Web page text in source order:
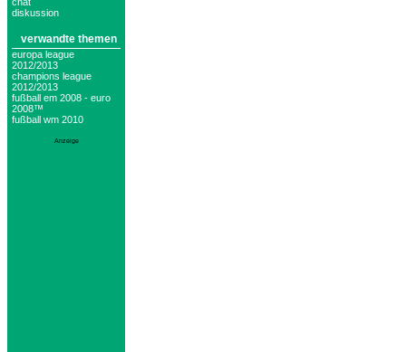
diskussion
verwandte themen
europa league
2012/2013
champions league
2012/2013
fußball em 2008 - euro
2008™
fußball wm 2010
Anzeige